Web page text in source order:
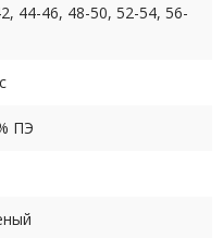
44-46, 48-50, 52-54, 56-
ПЭ